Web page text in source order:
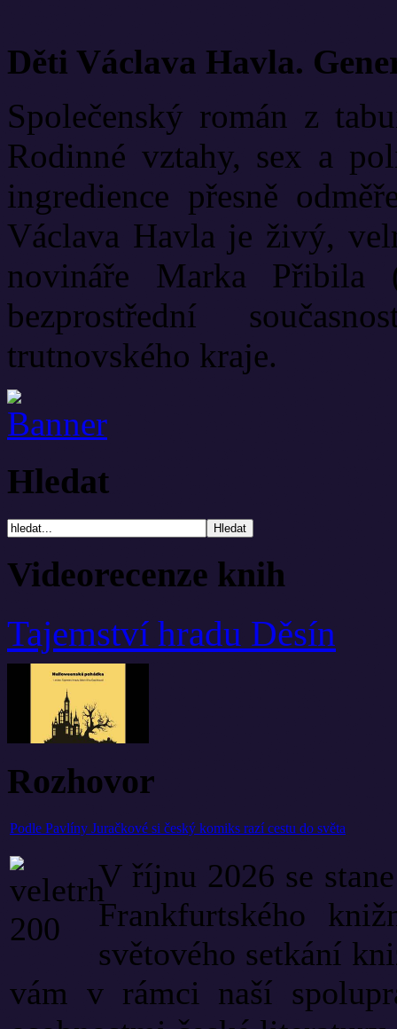
Děti Václava Havla.
Společenský román z
Rodinné vztahy, sex a
ingredience přesně
Václava Havla je živý,
novináře Marka Přibila
bezprostřední
trutnovského kraje.
Hledat
Videorecenze knih
Tajemství hradu Děsín
Rozhovor
Podle Pavlíny Juračkové si český komiks razí cestu do světa
V říjnu 2026 se
Frankfurtského
světového setkání
vám v rámci naší